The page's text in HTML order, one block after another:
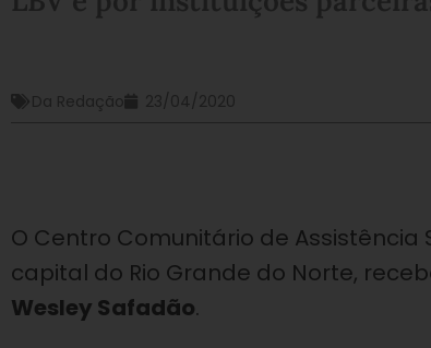
Da Redação 23/04/2020
O Centro Comunitário de Assistência
capital do Rio Grande do Norte,
Wesley Safadão.